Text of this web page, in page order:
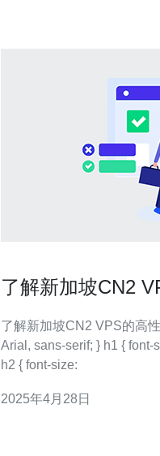
了解新加坡CN2
了解新加坡CN2 VPS的高性能和稳定性
Arial, sans-serif; } h1 { font-size: 24px; font-weight: bold; }
h2 { font-size:
2025年4月28日